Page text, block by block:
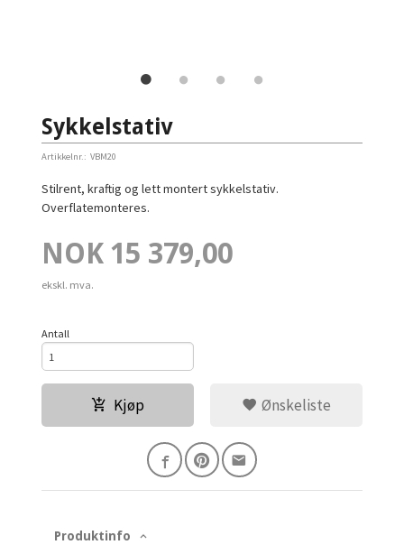
Sykkelstativ
Artikkelnr.: VBM20
Stilrent, kraftig og lett montert sykkelstativ.
Overflatemonteres.
Pris
NOK 15 379,00
ekskl. mva.
Antall
Kjøp Ønskeliste
Produktinfo